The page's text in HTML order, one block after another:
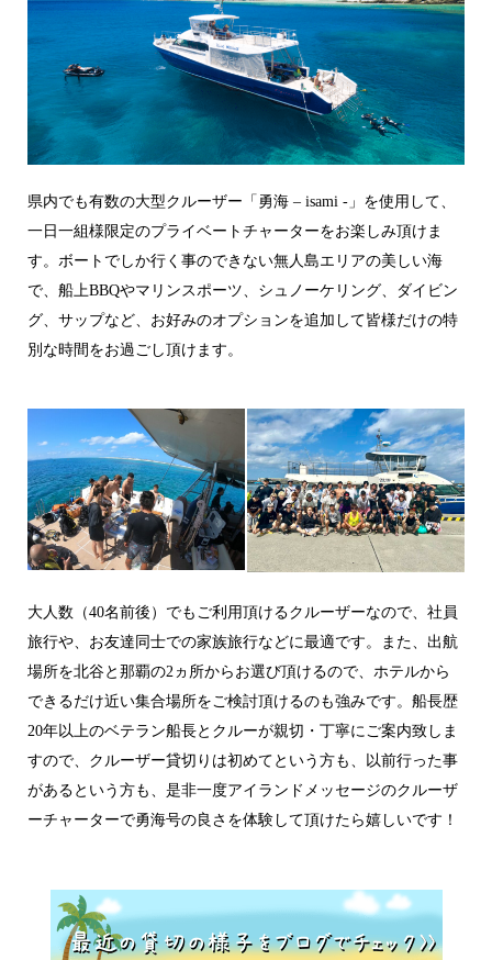
県内でも有数の大型クルーザー「勇海 – isami -」を使用して、
一日一組様限定のプライベートチャーターをお楽しみ頂けま
す。ボートでしか行く事のできない無人島エリアの美しい海
で、船上BBQやマリンスポーツ、シュノーケリング、ダイビン
グ、サップなど、お好みのオプションを追加して皆様だけの特
別な時間をお過ごし頂けます。
大人数（40名前後）でもご利用頂けるクルーザーなので、社員
旅行や、お友達同士での家族旅行などに最適です。また、出航
場所を北谷と那覇の2ヵ所からお選び頂けるので、ホテルから
できるだけ近い集合場所をご検討頂けるのも強みです。 船長歴
20年以上のベテラン船長とクルーが親切・丁寧にご案内致しま
すので、クルーザー貸切りは初めてという方も、以前行った事
があるという方も、是非一度アイランドメッセージのクルーザ
ーチャーターで勇海号の良さを体験して頂けたら嬉しいです！